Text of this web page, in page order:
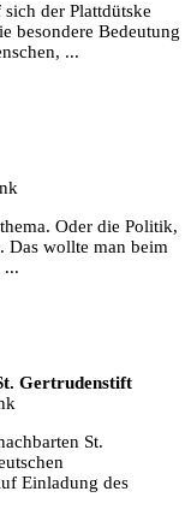
der Plattdütske
besondere Bedeutung
...
Oder die Politik,
Das wollte man beim
...
Gertrudenstift
St.
Einladung des